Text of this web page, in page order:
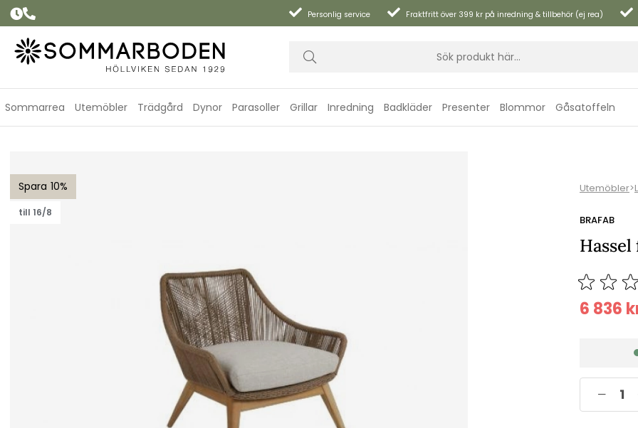
Personlig service Fraktfritt över 399 kr på inredning & tillbehör (ej rea)
Sommarrea Utemöbler Trädgård Dynor Parasoller Grillar Inredning Badkläder Presenter Blommor Gåsatoffeln
10
till 16/8
Utemöbler>
BRAFAB
6 836